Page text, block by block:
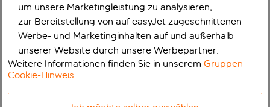
um unsere Marketingleistung zu analysieren;
zur Bereitstellung von auf easyJet zugeschnittenen
Werbe- und Marketinginhalten auf und außerhalb
unserer Website durch unsere Werbepartner.
Weitere Informationen finden Sie in unseremGruppen
Cookie-Hinweis.